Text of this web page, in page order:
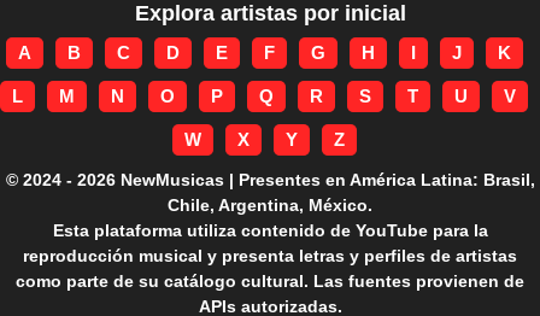
Brega-funk
Cha-Cha
Corridos
Country
Cuarteto
Funk Internacional
Gospel/Religioso
Gótico
Grunge
Guarania
Hard rock
Hardcore
Explora artistas por inicial
A B C D E F G H I J K
L M N O P Q R S T U V
W X Y Z
© 2024 - 2026 NewMusicas | Presentes en América Latina: Brasil,
Chile, Argentina, México.
Esta plataforma utiliza contenido de YouTube para la
reproducción musical y presenta letras y perfiles de artistas
como parte de su catálogo cultural. Las fuentes provienen de
APIs autorizadas.